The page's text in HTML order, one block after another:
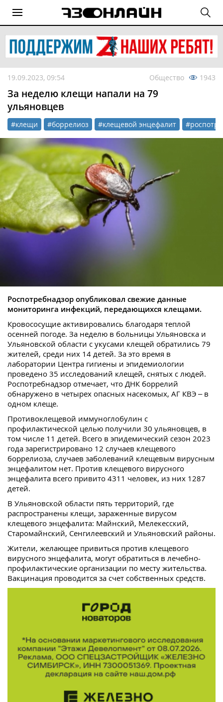
19.09.2023, 09:54 Общество 1943
За неделю клещи напали на 79
ульяновцев
#клещи #боррелиоз #клещевой энцефалит
Роспотребнадзор опубликовал свежие данные
мониторинга инфекций, передающихся клещами.
Кровососущие активировались благодаря теплой
осенней погоде. За неделю в больницы Ульяновска и
Ульяновской области с укусами клещей обратились 79
жителей, среди них 14 детей. За это время в
лаборатории Центра гигиены и эпидемиологии
проведено 35 исследований клещей, снятых с людей.
Роспотребнадзор отмечает, что ДНК боррелий
обнаружено в четырех опасных насекомых, АГ КВЭ – в
одном клеще.
Противоклещевой иммуноглобулин с
профилактической целью получили 30 ульяновцев, в
том числе 11 детей. Всего в эпидемический сезон 2023
года зарегистрировано 12 случаев клещевого
боррелиоза, случаев заболеваний клещевым вирусным
энцефалитом нет. Против клещевого вирусного
энцефалита всего привито 4311 человек, из них 1287
детей.
В Ульяновской области пять территорий, где
распространены клещи, зараженные вирусом
клещевого энцефалита: Майнский, Мелекесский,
Старомайнский, Сенгилеевский и Ульяновский районы.
Жители, желающее привиться против клещевого
вирусного энцефалита, могут обратиться в лечебно-
профилактические организации по месту жительства.
Вакцинация проводится за счет собственных средств.